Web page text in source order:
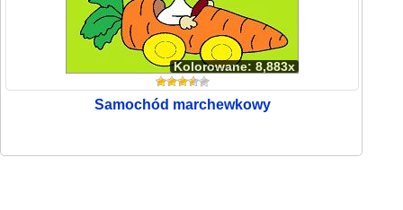
Kolorowane: 8,883x
Samochód marchewkowy